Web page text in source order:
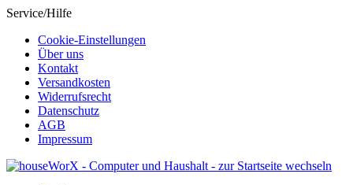
Service/Hilfe
Cookie-Einstellungen
Über uns
Kontakt
Versandkosten
Widerrufsrecht
Datenschutz
AGB
Impressum